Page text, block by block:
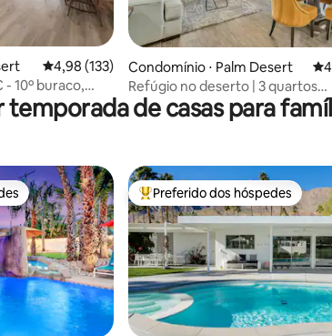
avaliações4,98 de uma avaliação média de 5, 133
4,98 (133)
10º buraco,
Condomínio ⋅ Palm Desert
Refúgio no deserto | 3 quartos
remodelados em country club
de casas para
dos hóspedes Entre os melhores preferidos dos
Preferido dos hóspedes